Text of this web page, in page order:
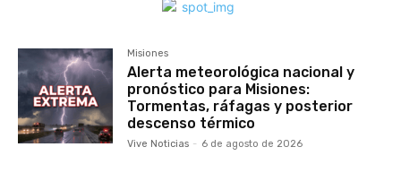
Misiones
Alerta meteorológica nacional y
pronóstico para Misiones:
Tormentas, ráfagas y posterior
descenso térmico
Vive Noticias - 6 de agosto de 2026